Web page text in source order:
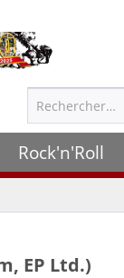
Rock'n'Roll
EP Ltd.)